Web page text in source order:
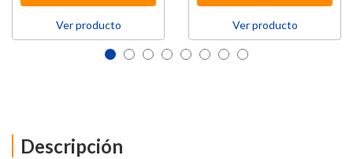
Ver producto Ver producto
Descripción